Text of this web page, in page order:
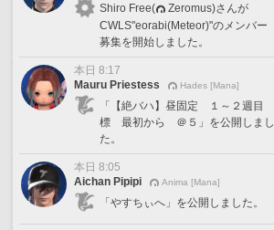
Shiro Free(
Zeromus)さんが
CWLS"eorabi(Meteor)"のメンバー
募集を開始しました。
本日 8:17
Mauru Priestess
Hades [Mana]
「【絶バハ】昼固定 １～２週目
標 最初から ＠５」を公開しまし
た。
本日 8:05
Aichan Pipipi
Anima [Mana]
「やすちぃへ」を公開しました。